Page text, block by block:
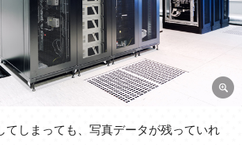
てしまっても、写真データが残っていれ